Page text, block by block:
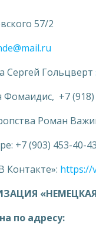
57/2
Сергей Гольцверт
+7 (918)
Роман
+7 (903) 453-40-43
Контакте»: https://
по адресу: